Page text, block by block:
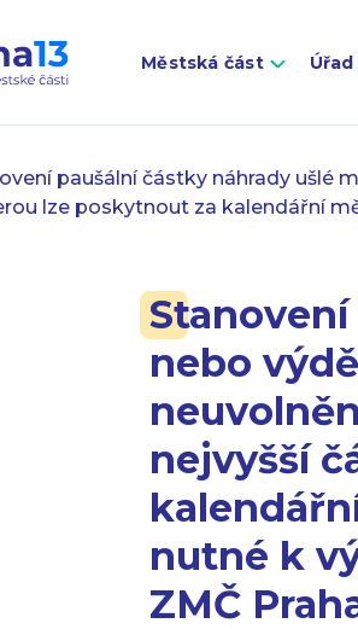
Městská část
paušální částky náhrady ušlé
lze poskytnout za kalendářní
nebo
nejvyšší
nutné k
ZMČ